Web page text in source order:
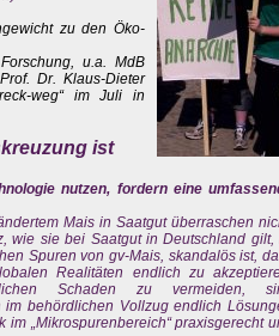
zu den Öko-
u.a. MdB
Dr. Klaus-Dieter
weg“ im Juli in
ist
nutzen, fordern eine
Mais in Saatgut überraschen
wie sie bei Saatgut in Deutschland gilt,
Spuren von gv-Mais, skandalös ist,
Realitäten endlich zu
Schaden zu vermeiden,
behördlichen Vollzug endlich
„Mikrospurenbereich“ praxisgerecht